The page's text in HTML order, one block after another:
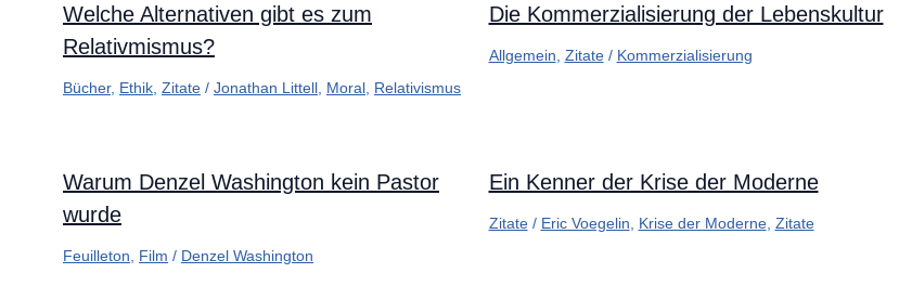
Welche Alternativen gibt es zum
Relativmismus?
Bücher, Ethik Zitate / Jonathan Littell Moral Relativismus
Die Kommerzialisierung der Lebenskultur
Allgemein Zitate/ Kommerzialisierung
Warum Denzel Washington kein Pastor
wurde
Feuilleton Film / Denzel Washington
Ein Kenner der Krise der Moderne
Zitate/ Eric Voegelin Krise der Moderne, Zitate